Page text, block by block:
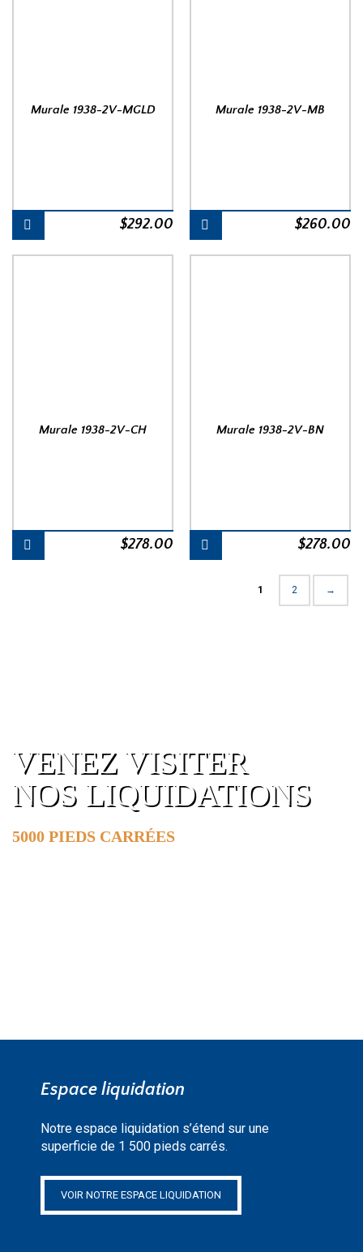
Murale 1938-2V-MGLD
$292.00
Murale 1938-2V-MB
$260.00
Murale 1938-2V-CH
$278.00
Murale 1938-2V-BN
$278.00
1 2 →
VENEZ VISITER
NOS LIQUIDATIONS
5000 PIEDS CARRÉES
Espace liquidation
Notre espace liquidation s’étend sur une
superficie de 1 500 pieds carrés.
VOIR NOTRE ESPACE LIQUIDATION